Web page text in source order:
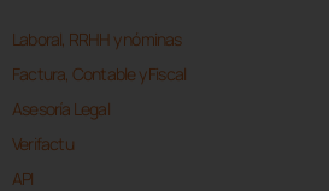
Laboral, RRHH y nóminas
Factura, Contable y Fiscal
Asesoría Legal
Verifactu
API